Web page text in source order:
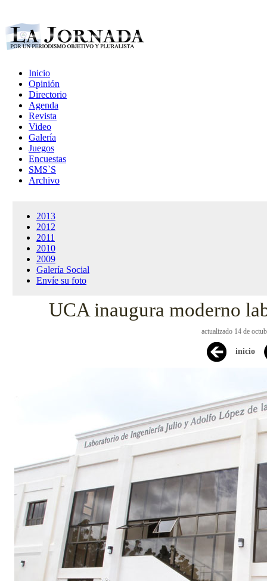
Inicio
Opinión
Directorio
Agenda
Revista
Video
Galería
Juegos
Encuestas
SMS`S
Archivo
2013
2012
2011
2010
2009
Galería Social
Envíe su foto
UCA inaugura moderno
actualizado 14 de
inicio